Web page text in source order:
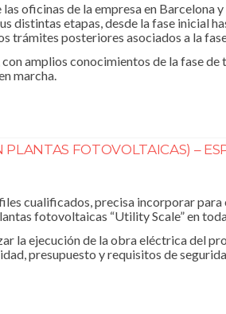
oficinas de la empresa en Barcelona
distintas etapas, desde la fase inicial
trámites posteriores asociados a la
amplios conocimientos de la fase de
marcha.
FOTOVOLTAICAS) –
cualificados, precisa incorporar
fotovoltaicas “Utility Scale” en
la ejecución de la obra eléctrica del
presupuesto y requisitos de